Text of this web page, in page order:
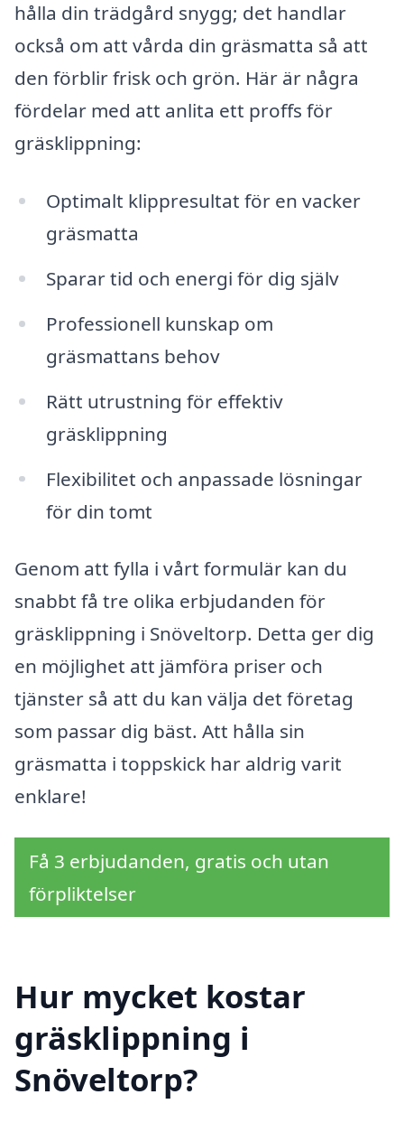
hålla din trädgård snygg; det handlar
också om att vårda din gräsmatta så att
den förblir frisk och grön. Här är några
fördelar med att anlita ett proffs för
gräsklippning:
Optimalt klippresultat för en vacker
gräsmatta
Sparar tid och energi för dig själv
Professionell kunskap om
gräsmattans behov
Rätt utrustning för effektiv
gräsklippning
Flexibilitet och anpassade lösningar
för din tomt
Genom att fylla i vårt formulär kan du
snabbt få tre olika erbjudanden för
gräsklippning i Snöveltorp. Detta ger dig
en möjlighet att jämföra priser och
tjänster så att du kan välja det företag
som passar dig bäst. Att hålla sin
gräsmatta i toppskick har aldrig varit
enklare!
Få 3 erbjudanden, gratis och utan
förpliktelser
Hur mycket kostar
gräsklippning i
Snöveltorp?